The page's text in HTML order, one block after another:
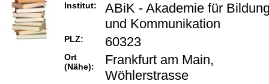
Institut:
ABiK - Akademie für
und Kommunikation
PLZ: 60323
Ort
(Nähe):
Frankfurt am Main,
Wöhlerstrasse